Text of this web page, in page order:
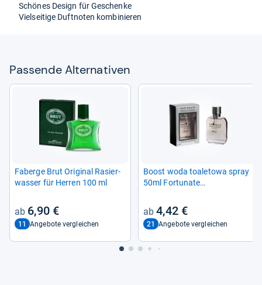
Schö­nes Design für Geschenke
Viel­sei­tige Duft­no­ten kom­bi­nie­ren
Pas­sende Alter­na­ti­ven
Faberge Brut Ori­gi­nal Rasier­
was­ser für Her­ren 100 ml
6,90 €
11 Angebote vergleichen
Boost woda toale­towa spray
50ml For­tu­nate
4,42 €
21 Angebote vergleichen